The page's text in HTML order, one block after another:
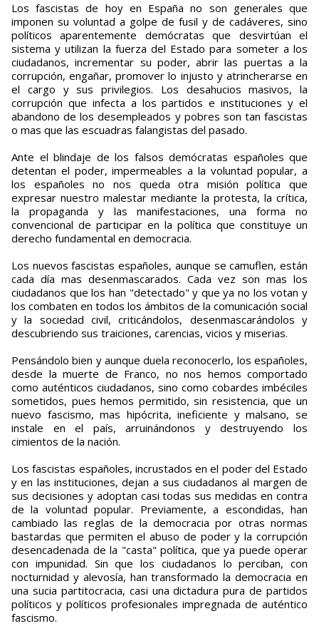
Los fascistas de hoy en España no son generales que
imponen su voluntad a golpe de fusil y de cadáveres, sino
políticos aparentemente demócratas que desvirtúan el
sistema y utilizan la fuerza del Estado para someter a los
ciudadanos, incrementar su poder, abrir las puertas a la
corrupción, engañar, promover lo injusto y atrincherarse en
el cargo y sus privilegios. Los desahucios masivos, la
corrupción que infecta a los partidos e instituciones y el
abandono de los desempleados y pobres son tan fascistas
o mas que las escuadras falangistas del pasado.
Ante el blindaje de los falsos demócratas españoles que
detentan el poder, impermeables a la voluntad popular, a
los españoles no nos queda otra misión política que
expresar nuestro malestar mediante la protesta, la crítica,
la propaganda y las manifestaciones, una forma no
convencional de participar en la política que constituye un
derecho fundamental en democracia.
Los nuevos fascistas españoles, aunque se camuflen, están
cada día mas desenmascarados. Cada vez son mas los
ciudadanos que los han "detectado" y que ya no los votan y
los combaten en todos los ámbitos de la comunicación social
y la sociedad civil, criticándolos, desenmascarándolos y
descubriendo sus traiciones, carencias, vicios y miserias.
Pensándolo bien y aunque duela reconocerlo, los españoles,
desde la muerte de Franco, no nos hemos comportado
como auténticos ciudadanos, sino como cobardes imbéciles
sometidos, pues hemos permitido, sin resistencia, que un
nuevo fascismo, mas hipócrita, ineficiente y malsano, se
instale en el país, arruinándonos y destruyendo los
cimientos de la nación.
Los fascistas españoles, incrustados en el poder del Estado
y en las instituciones, dejan a sus ciudadanos al margen de
sus decisiones y adoptan casi todas sus medidas en contra
de la voluntad popular. Previamente, a escondidas, han
cambiado las reglas de la democracia por otras normas
bastardas que permiten el abuso de poder y la corrupción
desencadenada de la "casta" política, que ya puede operar
con impunidad. Sin que los ciudadanos lo perciban, con
nocturnidad y alevosía, han transformado la democracia en
una sucia partitocracia, casi una dictadura pura de partidos
políticos y políticos profesionales impregnada de auténtico
fascismo.